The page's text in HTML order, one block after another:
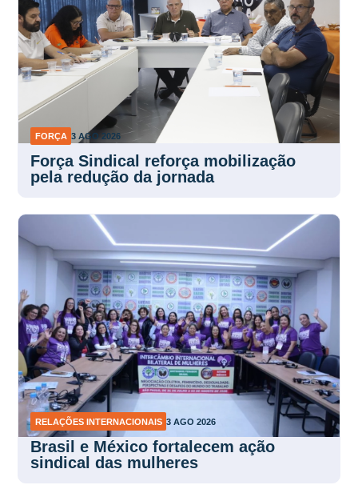
FORÇA 3 AGO 2026
Força Sindical reforça mobilização
pela redução da jornada
RELAÇÕES INTERNACIONAIS 3 AGO 2026
Brasil e México fortalecem ação
sindical das mulheres